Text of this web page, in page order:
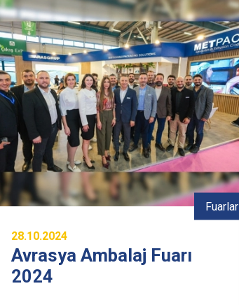
Fuarlar
28.10.2024
Avrasya Ambalaj Fuarı
2024